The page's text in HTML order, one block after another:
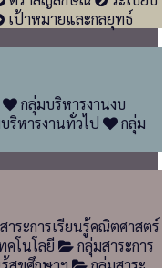
เป้าหมายและกลยุทธ์
กลุ่มบริหารงานงบ
ริหารงานทั่วไป
กลุ่ม
าระการเรียนรู้คณิตศาสตร์
คโนโลยี
กลุ่มสาระการ